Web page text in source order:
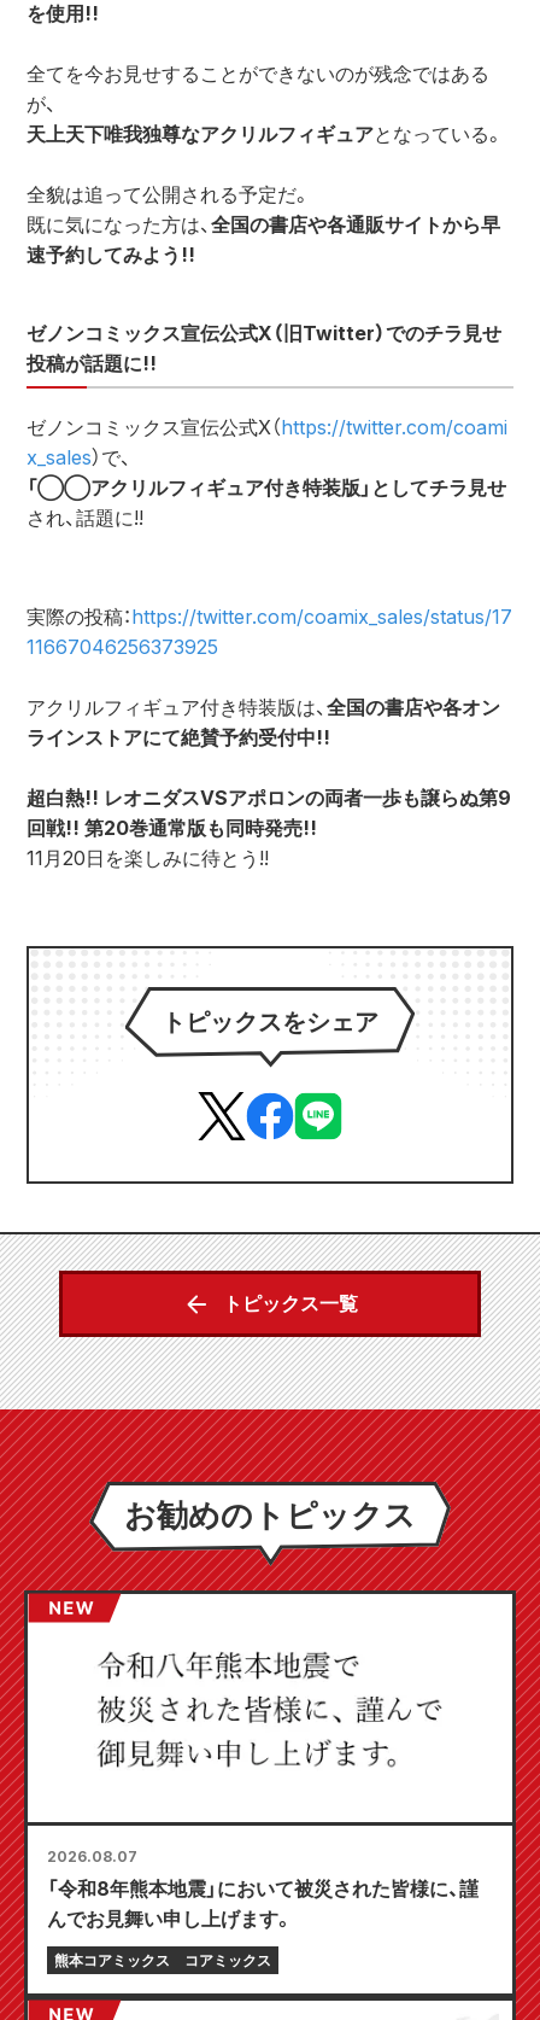
を使用!!
全てを今お見せすることができないのが残念ではある
が、
天上天下唯我独尊なアクリルフィギュアとなっている。
全貌は追って公開される予定だ。
既に気になった方は、 全国の書店や各通販サイトから早
速予約してみよう!!
ゼノンコミックス宣伝公式X（旧Twitter）でのチラ見せ
投稿が話題に!!
ゼノンコミックス宣伝公式X（https://twitter.com/coami
x_sales）で、
「◯◯アクリルフィギュア付き特装版」としてチラ見せ
され、話題に!!
実際の投稿：https://twitter.com/coamix_sales/status/17
11667046256373925
アクリルフィギュア付き特装版は、 全国の書店や各オン
ラインストアにて絶賛予約受付中!!
超白熱!! レオニダスVSアポロンの両者一歩も譲らぬ第9
回戦!! 第20巻通常版も同時発売!!
11月20日を楽しみに待とう!!
トピックスをシェア
トピックス一覧
お勧めのトピックス
2026.08.07
「令和8年熊本地震」において被災された皆様に、謹
んでお見舞い申し上げます。
熊本コアミックス コアミックス